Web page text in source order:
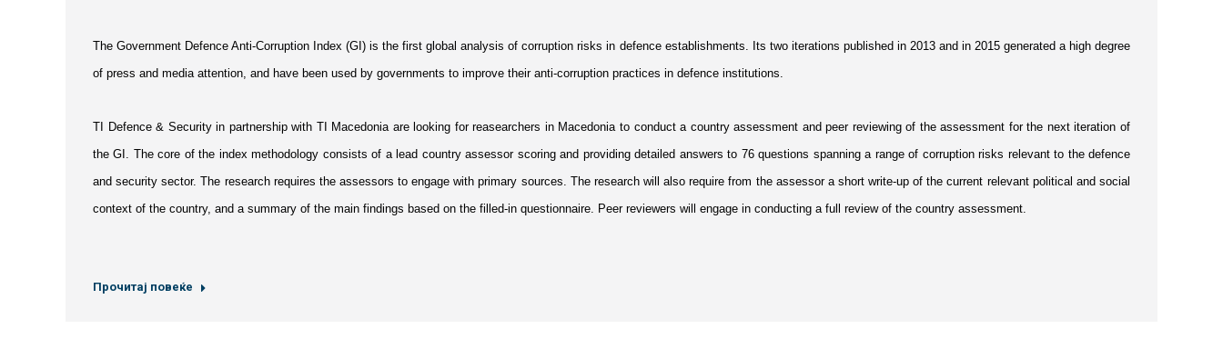
The Government Defence Anti-Corruption Index (GI) is the first global analysis of corruption risks in defence establishments. Its two iterations published in 2013 and in 2015 generated a high degree
of press and media attention, and have been used by governments to improve their anti-corruption practices in defence institutions.
TI Defence & Security in partnership with TI Macedonia are looking for reasearchers in Macedonia to conduct a country assessment and peer reviewing of the assessment for the next iteration of
the GI. The core of the index methodology consists of a lead country assessor scoring and providing detailed answers to 76 questions spanning a range of corruption risks relevant to the defence
and security sector. The research requires the assessors to engage with primary sources. The research will also require from the assessor a short write-up of the current relevant political and social
context of the country, and a summary of the main findings based on the filled-in questionnaire. Peer reviewers will engage in conducting a full review of the country assessment.
Прочитај повеќе